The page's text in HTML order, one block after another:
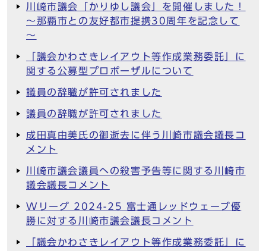
川崎市議会「かりゆし議会」を開催しました！
～那覇市との友好都市提携30周年を記念して
～
「議会かわさきレイアウト等作成業務委託」に
関する公募型プロポーザルについて
議員の辞職が許可されました
議員の辞職が許可されました
成田真由美氏の御逝去に伴う川崎市議会議長コ
メント
川崎市議会議員への殺害予告等に関する川崎市
議会議長コメント
Wリーグ 2024-25 富士通レッドウェーブ優
勝に対する川崎市議会議長コメント
「議会かわさきレイアウト等作成業務委託」に